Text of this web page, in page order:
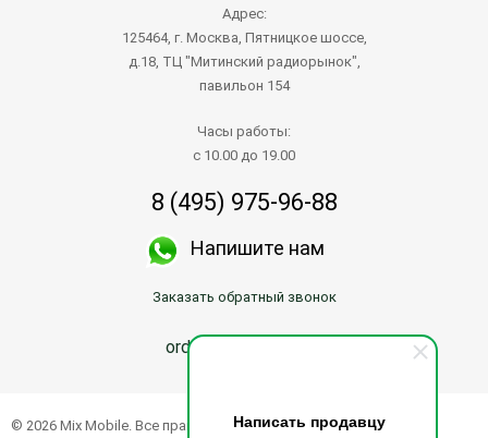
Написать продавцу
Адрес:
125464, г. Москва, Пятницкое шоссе,
д.18, ТЦ "Митинский радиорынок",
павильон 154
Часы работы:
с 10.00 до 19.00
8 (495) 975-96-88
Напишите нам
Заказать обратный звонок
order@mix-mobile.ru
© 2026 Mix Mobile. Все права защищены.